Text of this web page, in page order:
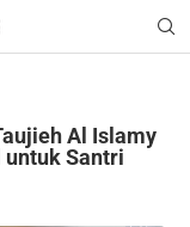
Al Islamy
untuk Santri